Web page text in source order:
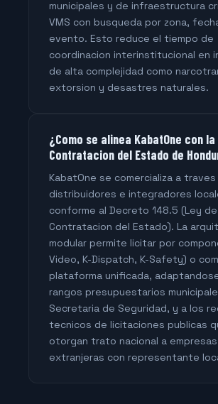
municipales y de infraestructura
VMS con busqueda por zona,
evento. Esto reduce el tiempo de
coordinacion interinstitucional en
de alta complejidad como
extorsion y desastres naturales.
¿Como se alinea KabatOne con
Contratacion del Estado de
KabatOne se comercializa a
distribuidores e integradores
conforme al Decreto 148.5 (Ley de
Contratacion del Estado). La
modular permite licitar por
Video, K-Dispatch, K-Safety) o
plataforma unificada,
rangos presupuestarios
Secretaria de Seguridad, y a los
tecnicos de licitaciones publicas
otorgan trato nacional a empresas
extranjeras con representante